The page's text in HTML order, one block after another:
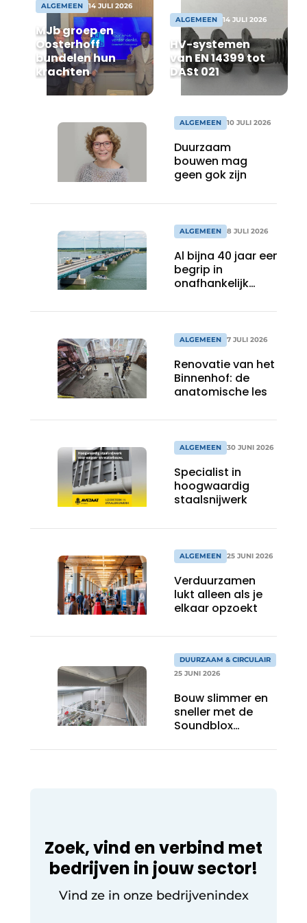
Privacy / Cookie statement
Vacature aanmelden
Video’s
ALGEMEEN 14 JULI 2026
MJb groep en
Oosterhoff
bundelen hun
krachten
ALGEMEEN 14 JULI 2026
HV-systemen
van EN 14399 tot
DASt 021
ALGEMEEN 10 JULI 2026
Duurzaam
bouwen mag
geen gok zijn
ALGEMEEN 8 JULI 2026
Al bijna 40 jaar een
begrip in
onafhankelijk
ALGEMEEN 7 JULI 2026
Renovatie van het
Binnenhof: de
anatomische les
ALGEMEEN 30 JUNI 2026
Specialist in
hoogwaardig
staalsnijwerk
ALGEMEEN 25 JUNI 2026
Verduurzamen
lukt alleen als je
elkaar opzoekt
DUURZAAM & CIRCULAIR
25 JUNI 2026
Bouw slimmer en
sneller met de
Soundblox
prefab wand en
Zoek, vind en verbind met
bedrijven in jouw sector!
Vind ze in onze bedrijvenindex